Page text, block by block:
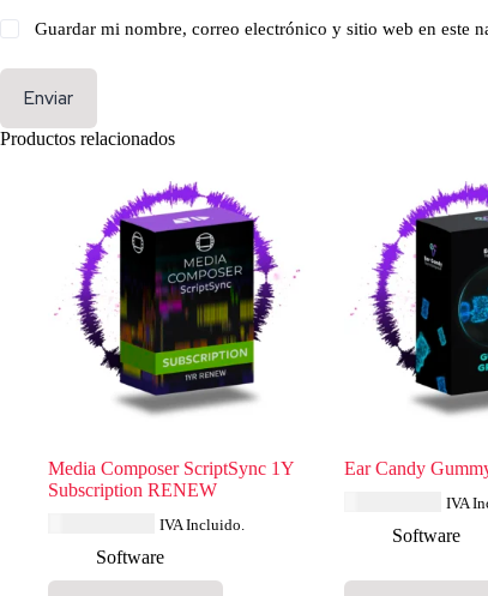
Guardar mi nombre, correo electrónico y sitio web en este
Enviar
Productos relacionados
Media Composer ScriptSync 1Y
Subscription RENEW
IVA Incluido.
Software
Ear Candy
IVA
Software